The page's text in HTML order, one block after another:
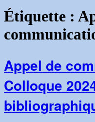
Étiquette :
Appel de
Colloque